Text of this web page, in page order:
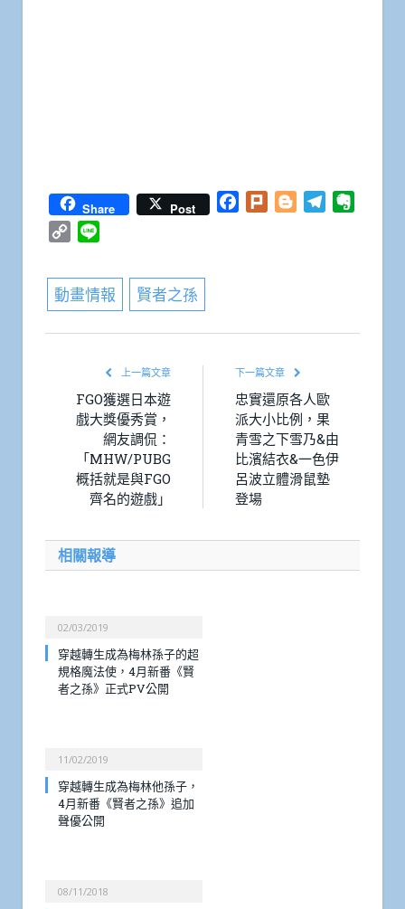
Share Post Facebook
Plurk BloggerTelegram
Copy
動畫情報 賢者之孫
上一篇文章
FGO獲選日本遊
戲大獎優秀賞，
網友調侃：
「MHW/PUBG
概括就是與FGO
齊名的遊戲」
下一篇文章
忠實還原各人歐
派大小比例，果
青雪之下雪乃&由
比濱結衣&一色伊
呂波立體滑鼠墊
登場
相關報導
02/03/2019
穿越轉生成為梅林孫子的超
規格魔法使，4月新番《賢
者之孫》正式PV公開
11/02/2019
穿越轉生成為梅林他孫子，
4月新番《賢者之孫》追加
聲優公開
08/11/2018